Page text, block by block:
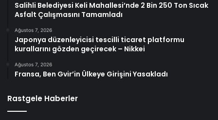
Salihli Belediyesi Keli Mahallesi’nde 2 Bin 250 Ton Sıcak
Asfalt Çalışmasını Tamamladı
Ağustos 7, 2026
Japonya düzenleyicisi tescilli ticaret platformu
kurallarını gözden geçirecek – Nikkei
Ağustos 7, 2026
Fransa, Ben Gvir’in Ülkeye Girişini Yasakladı
Rastgele Haberler